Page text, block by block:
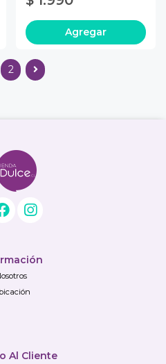
Agregar
2
Al Cliente